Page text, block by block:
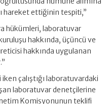
hareket ettiğinin tespiti,”
hükümleri, laboratuvar
hakkında, üçüncü ve
hakkında uygulanan
çalıştığı laboratuvardaki
laboratuvar denetçilerine
Komisyonunun teklifi